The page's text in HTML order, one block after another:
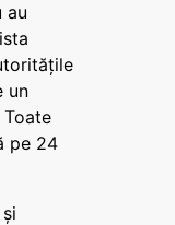
au
un
pe 24